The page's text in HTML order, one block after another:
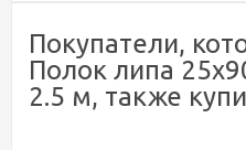
Покупатели,
Полок липа
2.5 м, также